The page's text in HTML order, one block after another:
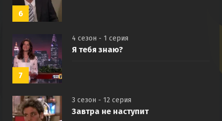
6
7
4 сезон - 1 серия
Я тебя знаю?
3 сезон - 12 серия
Завтра не наступит